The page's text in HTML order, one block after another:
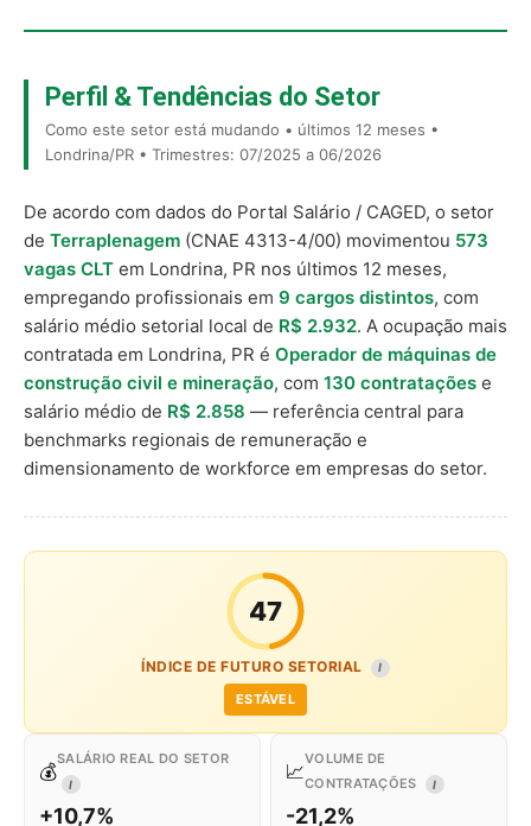
Perfil & Tendências do Setor
Como este setor está mudando • últimos 12 meses •
Londrina/PR • Trimestres: 07/2025 a 06/2026
De acordo com dados do Portal Salário / CAGED, o setor
de Terraplenagem (CNAE 4313-4/00) movimentou 573
vagas CLT em Londrina, PR nos últimos 12 meses,
empregando profissionais em 9 cargos distintos, com
salário médio setorial local de R$ 2.932. A ocupação mais
contratada em Londrina, PR é Operador de máquinas de
construção civil e mineração, com 130 contratações e
salário médio de R$ 2.858 — referência central para
benchmarks regionais de remuneração e
dimensionamento de workforce em empresas do setor.
47
ÍNDICE DE FUTURO SETORIAL I
ESTÁVEL
💰
SALÁRIO REAL DO SETOR
I
+10,7%
📈
VOLUME DE
CONTRATAÇÕES
I
-21,2%